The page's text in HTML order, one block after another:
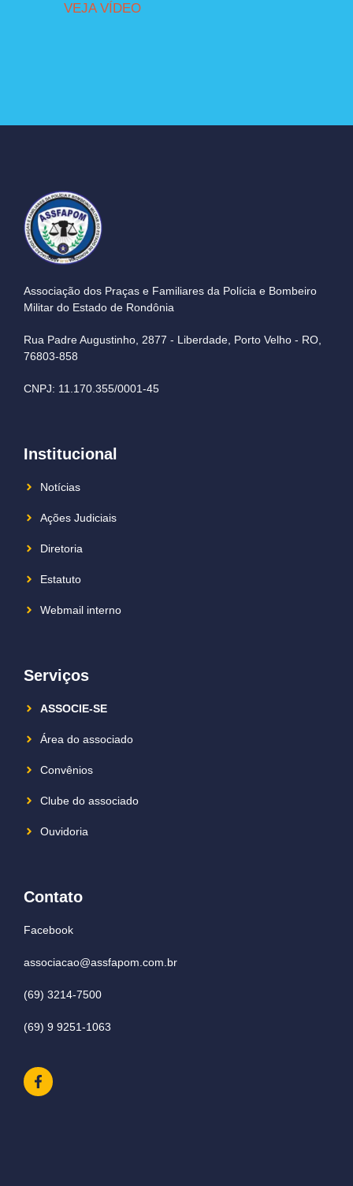
VEJA VÍDEO
Associação dos Praças e Familiares da Polícia e Bombeiro
Militar do Estado de Rondônia
Rua Padre Augustinho, 2877 - Liberdade, Porto Velho - RO,
76803-858
CNPJ: 11.170.355/0001-45
Institucional
Notícias
Ações Judiciais
Diretoria
Estatuto
Webmail interno
Serviços
ASSOCIE-SE
Área do associado
Convênios
Clube do associado
Ouvidoria
Contato
Facebook
associacao@assfapom.com.br
(69) 3214-7500
(69) 9 9251-1063